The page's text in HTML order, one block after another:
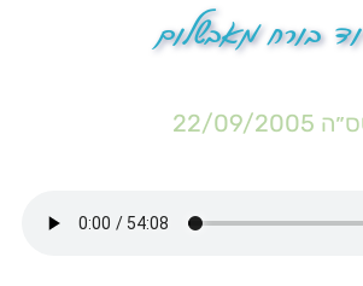
בורח מאבשלום
22/09/2005